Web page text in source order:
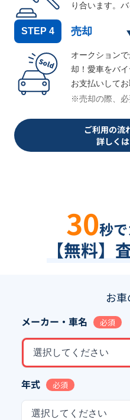
り合います。
STEP 4 売却
オークション
却！愛車をバ
お支払いしてお
※売却の際、必
ご利用の流
詳しく
30秒
【無料】
お
メーカー・車名 必須
選択してください
年式 必須
選択してください